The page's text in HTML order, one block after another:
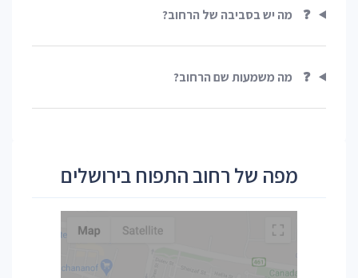
❓ מה יש בסביבה של הרחוב?
❓ מה משמעות שם הרחוב?
מפה של רחוב התפוח בירושלים